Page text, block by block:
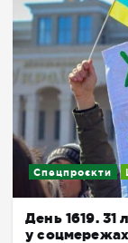
Спецпроєкти
День 1619.
у соцмережах